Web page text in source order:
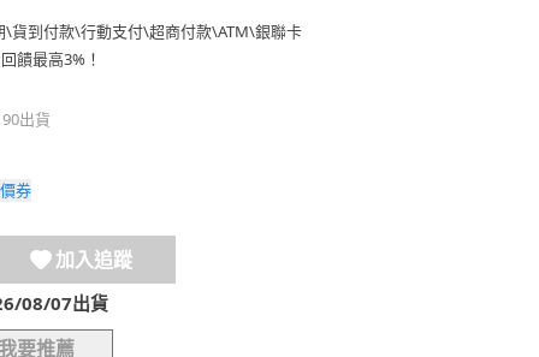
\貨到付款\行動支付\超商付款\ATM\銀聯卡
饋最高3%！
出貨
券
加入追蹤
08/07出貨
要推薦